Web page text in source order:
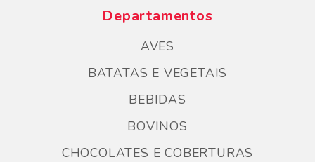
Departamentos
AVES
BATATAS E VEGETAIS
BEBIDAS
BOVINOS
CHOCOLATES E COBERTURAS